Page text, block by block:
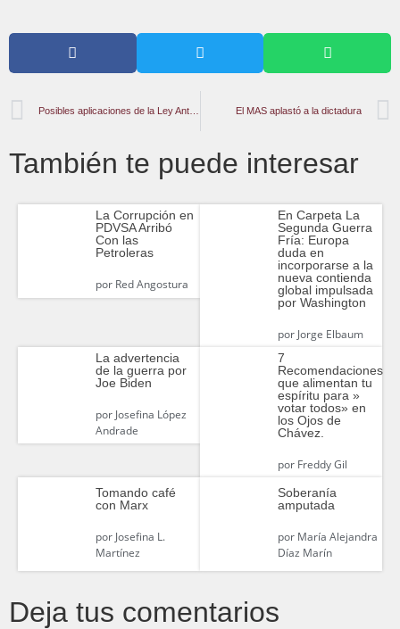
El MAS aplastó a la dictadura
También te puede interesar
La Corrupción en
PDVSA Arribó
Con las
Petroleras
porRed Angostura
En Carpeta La
Segunda Guerra
Fría: Europa
duda en
incorporarse a la
nueva contienda
global impulsada
por Washington
porJorge Elbaum
La advertencia
de la guerra por
Joe Biden
porJosefina López
Andrade
7
Recomendaciones
que alimentan tu
espíritu para »
votar todos» en
los Ojos de
Chávez.
porFreddy Gil
Tomando café
con Marx
porJosefina L.
Martínez
Soberanía
amputada
porMaría Alejandra
Díaz Marín
Deja tus comentarios